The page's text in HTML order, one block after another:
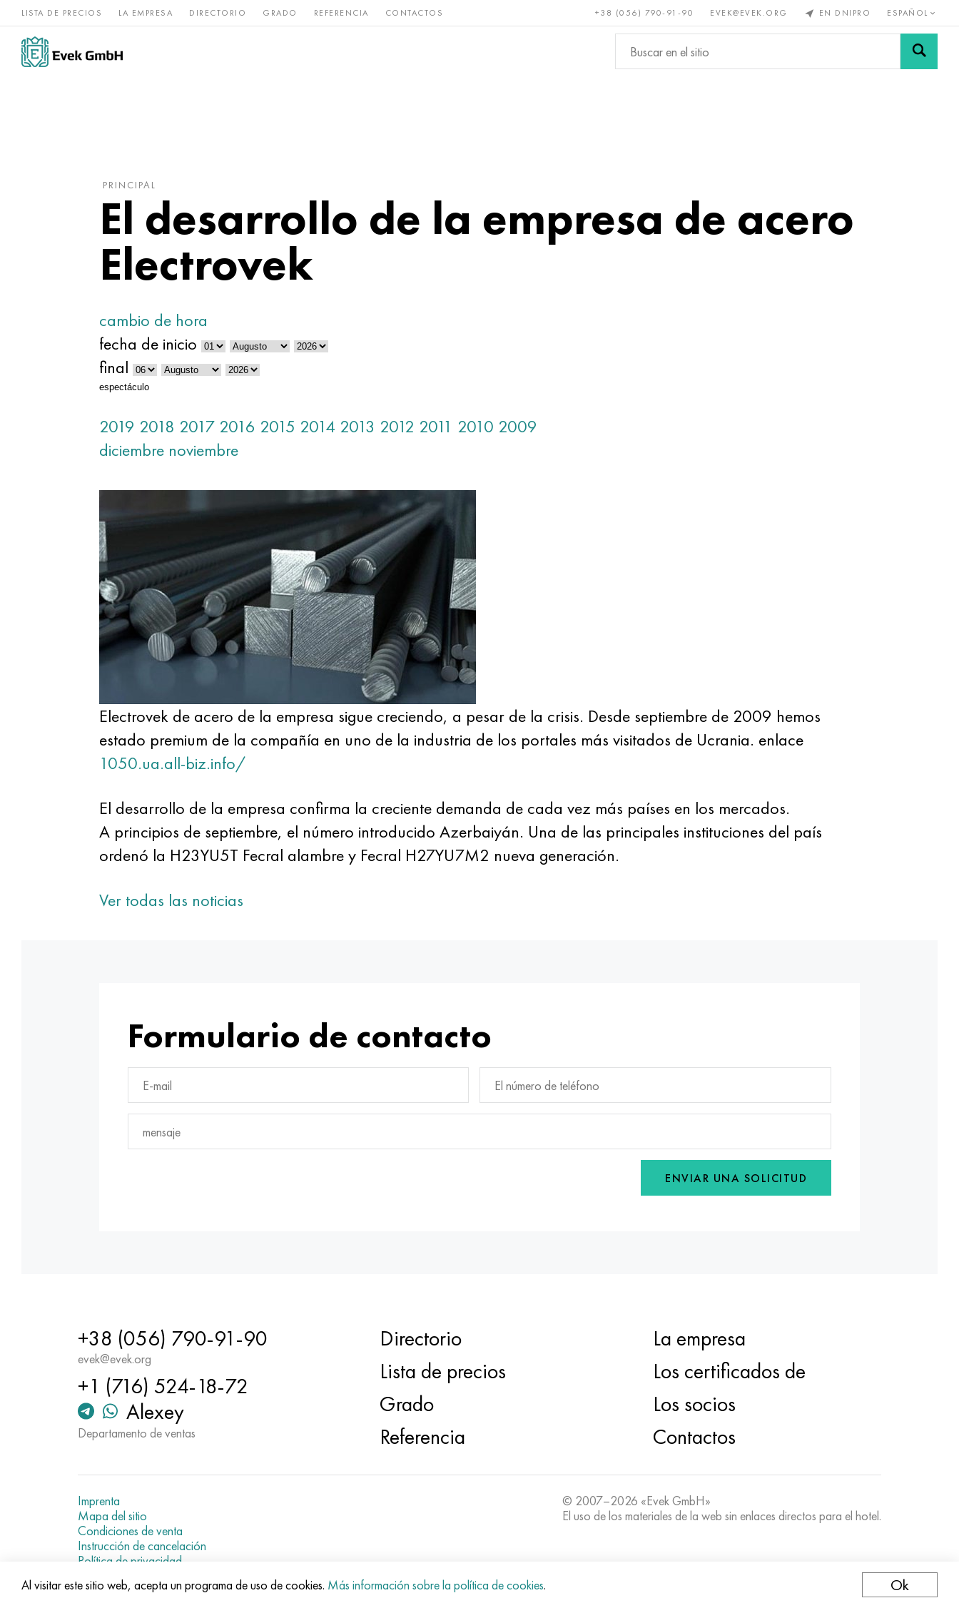
LISTA DE PRECIOS LA EMPRESA DIRECTORIO GRADO REFERENCIA CONTACTOS +38 (056) 790-91-90 EVEK@EVEK.ORG EN DNIPRO ESPAÑOL
Aleaciones de
níquel
acero Raro y Bronce, cobre, Metales no
ferrosos
Aleación de Mallas y
PRINCIPAL
El desarrollo de la empresa de acero
Electrovek
cambio de hora
fecha de inicio
final
espectáculo
2019 2018 2017 2016 2015 2014 2013 2012 2011 2010 2009
diciembre noviembre
Electrovek de acero de la empresa sigue creciendo, a pesar de la crisis. Desde septiembre de 2009 hemos
estado premium de la compañía en uno de la industria de los portales más visitados de Ucrania. enlace
1050.ua.all-biz.info/
El desarrollo de la empresa confirma la creciente demanda de cada vez más países en los mercados.
A principios de septiembre, el número introducido Azerbaiyán. Una de las principales instituciones del país
ordenó la H23YU5T Fecral alambre y Fecral H27YU7M2 nueva generación.
Ver todas las noticias
Formulario de contacto
ENVIAR UNA SOLICITUD
+38 (056) 790-91-90
evek@evek.org
+1 (716) 524-18-72
Alexey
Departamento de ventas
Directorio
Lista de precios
Grado
Referencia
La empresa
Los certificados de
Los socios
Contactos
Imprenta
Mapa del sitio
Condiciones de venta
Instrucción de cancelación
Política de privacidad
Current metal prices
© 2007–2026 «Evek GmbH»
El uso de los materiales de la web sin enlaces directos para el hotel.
Al visitar este sitio web, acepta un programa de uso de cookies. Más información sobre la política de cookies. Ok